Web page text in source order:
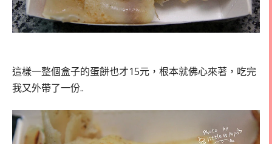
這樣一整個盒子的蛋餅也才15元，根本就佛心來著，吃完
我又外帶了一份..